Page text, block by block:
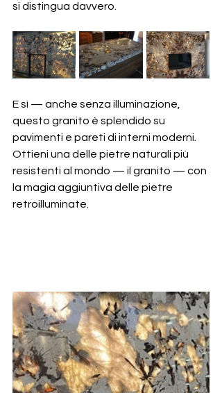
si distingua davvero.
E sì — anche senza illuminazione,
questo granito è splendido su
pavimenti e pareti di interni moderni.
Ottieni una delle pietre naturali più
resistenti al mondo — il granito — con
la magia aggiuntiva delle pietre
retroilluminate.